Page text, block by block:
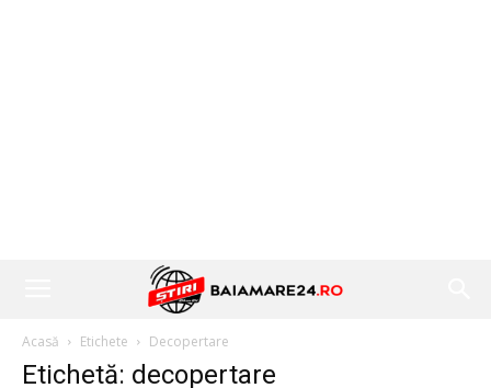
Acasă Etichete Decopertare
Etichetă: decopertare